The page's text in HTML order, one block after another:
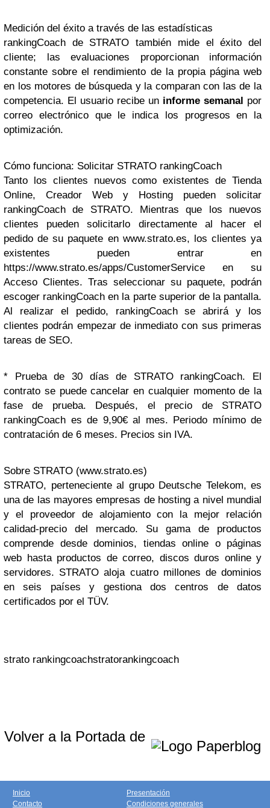
Medición del éxito a través de las estadísticas
rankingCoach de STRATO también mide el éxito del
cliente; las evaluaciones proporcionan información
constante sobre el rendimiento de la propia página web
en los motores de búsqueda y la comparan con las de la
competencia. El usuario recibe un informe semanal por
correo electrónico que le indica los progresos en la
optimización.
Cómo funciona: Solicitar STRATO rankingCoach
Tanto los clientes nuevos como existentes de Tienda
Online, Creador Web y Hosting pueden solicitar
rankingCoach de STRATO. Mientras que los nuevos
clientes pueden solicitarlo directamente al hacer el
pedido de su paquete en www.strato.es, los clientes ya
existentes pueden entrar en
https://www.strato.es/apps/CustomerService en su
Acceso Clientes. Tras seleccionar su paquete, podrán
escoger rankingCoach en la parte superior de la pantalla.
Al realizar el pedido, rankingCoach se abrirá y los
clientes podrán empezar de inmediato con sus primeras
tareas de SEO.
* Prueba de 30 días de STRATO rankingCoach. El
contrato se puede cancelar en cualquier momento de la
fase de prueba. Después, el precio de STRATO
rankingCoach es de 9,90€ al mes. Periodo mínimo de
contratación de 6 meses. Precios sin IVA.
Sobre STRATO (www.strato.es)
STRATO, perteneciente al grupo Deutsche Telekom, es
una de las mayores empresas de hosting a nivel mundial
y el proveedor de alojamiento con la mejor relación
calidad-precio del mercado. Su gama de productos
comprende desde dominios, tiendas online o páginas
web hasta productos de correo, discos duros online y
servidores. STRATO aloja cuatro millones de dominios
en seis países y gestiona dos centros de datos
certificados por el TÜV.
strato rankingcoachstratorankingcoach
Volver a la Portada de
Inicio
Contacto
Presentación
Condiciones generales